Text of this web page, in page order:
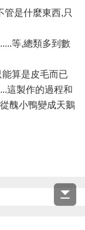
管是什麼東西,只
等,總類多到數
算是皮毛而已
這製作的過程和
醜小鴨變成天鵝